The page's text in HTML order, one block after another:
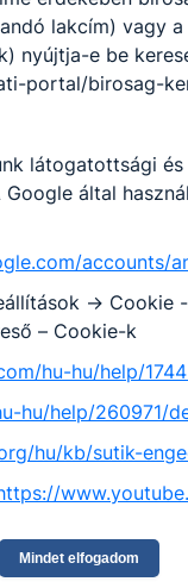
lakcím) vagy
nyújtja-e be
portal/birosag-
látogatottsági
Google által
accounts/
->
– Cookie-k
hu-hu/help/
hu/help/260971/
hu/kb/sutik-
Mindet elfogadom